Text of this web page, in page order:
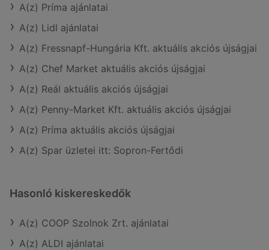
A(z) Príma ajánlatai
A(z) Lidl ajánlatai
A(z) Fressnapf-Hungária Kft. aktuális akciós újságjai
A(z) Chef Market aktuális akciós újságjai
A(z) Reál aktuális akciós újságjai
A(z) Penny-Market Kft. aktuális akciós újságjai
A(z) Príma aktuális akciós újságjai
A(z) Spar üzletei itt: Sopron-Fertődi
Hasonló kiskereskedők
A(z) COOP Szolnok Zrt. ajánlatai
A(z) ALDI ajánlatai